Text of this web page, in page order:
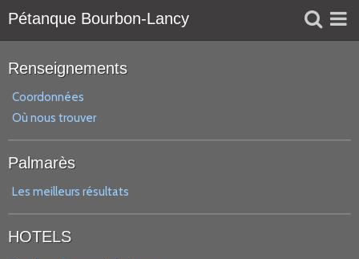
Pétanque Bourbon-Lancy
Liens
Réservation
Renseignements
Coordonnées
Où nous trouver
Palmarès
Les meilleurs résultats
HOTELS